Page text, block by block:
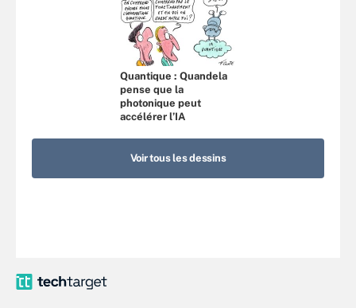
Quantique : Quandela
pense que la
photonique peut
accélérer l’IA
Voir tous les dessins